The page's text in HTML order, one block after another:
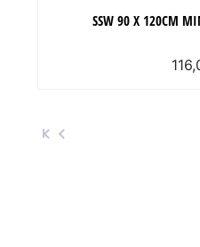
SSW 90 X 120CM